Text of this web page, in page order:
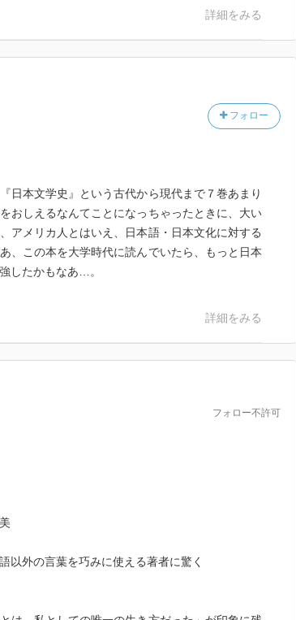
や間違って評価されていることに対し、ストレー
が垣間見えるのだが、一方で彼が、日本の伝統的
扇の使い方や様式化された手の動きなどは、能が
るなど。
を端緒にして、啄木の内面を明らかにしていく。
った。本人はそのことに自覚的でなく、自分自身
時代の束縛を脱した。これをキーンさんは「き
な詩人でとしての一面ではなく、自分の書くもの
当てる。
の書に目を通すことで、自分たちの祖先のルーツ
は「世界から見た日本」の書物を読むことは適し
下がってしまわないように。
詳細をみる
フォロー
日本文学史』という古代から現代まで７巻あまり
おしえるなんてことになっちゃったときに、大い
アメリカ人とはいえ、日本語・日本文化に対する
、この本を大学時代に読んでいたら、もっと日本
したかもなあ…。
詳細をみる
フォロー不許可
以外の言葉を巧みに使える著者に驚く